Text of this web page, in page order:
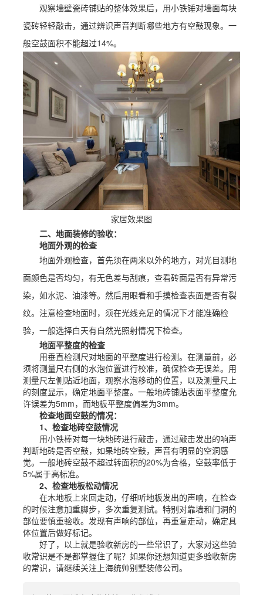
观察墙壁瓷砖铺贴的整体效果后，用小铁锤对墙面每块
瓷砖轻轻敲击，通过辨识声音判断哪些地方有空鼓现象。一
般空鼓面积不能超过14%。
家居效果图
二、地面装修的验收：
地面外观的检查
地面外观检查，首先须在两米以外的地方，对光目测地
面颜色是否均匀，有无色差与刮痕，查看砖面是否有异常污
染，如水泥、油漆等。然后用眼看和手摸检查表面是否有裂
纹。注意检查地面时，须在光线充足的情况下才能准确检
验，一般选择白天有自然光照射情况下检查。
地面平整度的检查
用垂直检测尺对地面的平整度进行检测。在测量前，必
须将测量尺右侧的水泡位置进行校准，确保检查无误差。用
测量尺左侧贴近地面，观察水泡移动的位置，以及测量尺上
的刻度显示，确定地面平整度。一般地砖铺贴表面平整度允
许误差为5mm，而地板平整度偏差为3mm。
检查地面空鼓的情况：
1、检查地砖空鼓情况
用小铁棒对每一块地砖进行敲击，通过敲击发出的响声
判断地砖是否空鼓，如果地砖空鼓，声音有明显的空洞感
觉。一般地砖空鼓不超过转面积的20%为合格，空鼓率低于
5%属于高标准。
2、检查地板松动情况
在木地板上来回走动，仔细听地板发出的声响，在检查
的时候注意加重脚步，多次重复测试。特别对靠墙和门洞的
部位要慎重验收。发现有声响的部位，再重复走动，确定具
体位置后做好标记。
好了，以上就是验收新房的一些常识了，大家对这些验
收常识是不是都掌握住了呢？如果你还想知道更多验收新房
的常识，请继续关注上海统帅别墅装修公司。